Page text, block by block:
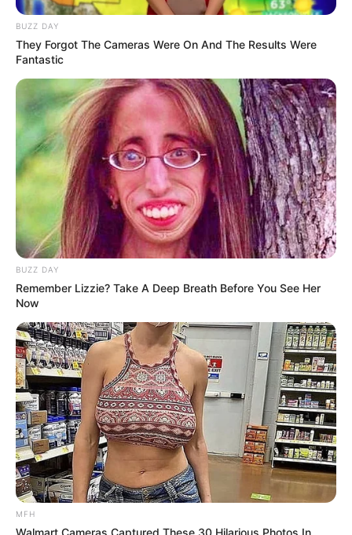
BUZZ DAY
They Forgot The Cameras Were On And The Results Were
Fantastic
BUZZ DAY
Remember Lizzie? Take A Deep Breath Before You See Her
Now
MFH
Walmart Cameras Captured These 30 Hilarious Photos In